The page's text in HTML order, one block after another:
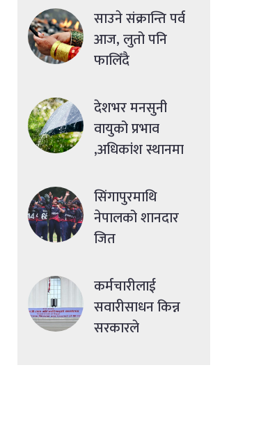
साउने संक्रान्ति पर्व
आज, लुतो पनि
फालिँदै
देशभर मनसुनी
वायुको प्रभाव
,अधिकांश स्थानमा
सिंगापुरमाथि
नेपालको शानदार
जित
कर्मचारीलाई
सवारीसाधन किन्न
सरकारले